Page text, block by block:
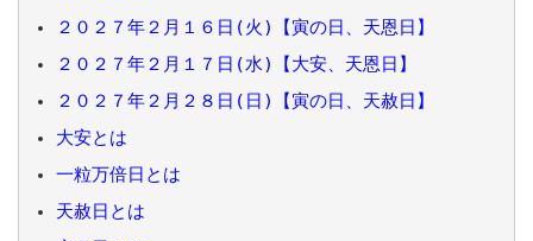
２０２７年２月１６日(火)【寅の日、天恩日】
２０２７年２月１７日(水)【大安、天恩日】
２０２７年２月２８日(日)【寅の日、天赦日】
大安とは
一粒万倍日とは
天赦日とは